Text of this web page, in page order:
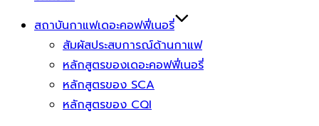
สถาบันกาแฟเดอะคอฟฟี่เนอรี่
สัมผัสประสบการณ์ด้านกาแฟ
หลักสูตรของเดอะคอฟฟี่เนอรี่
หลักสูตรของ SCA
หลักสูตรของ CQI